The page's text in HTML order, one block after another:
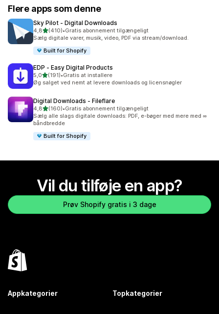
Flere apps som denne
Sky Pilot ‑ Digital Downloads
4,8ud af 5 stjerner
(410)
410 anmeldelser i alt
•Gratis abonnement tilgængeligt
Sælg digitale varer, musik, video, PDF via stream/download.
Built for Shopify
EDP ‑ Easy Digital Products
5,0ud af 5 stjerner
(191)
191 anmeldelser i alt
•Gratis at installere
Øg salget ved nemt at levere downloads og licensnøgler
Digital Downloads ‑ Fileflare
4,8ud af 5 stjerner
(160)
160 anmeldelser i alt
•Gratis abonnement tilgængeligt
Sælg alle slags digitale downloads: PDF, e-bøger med mere med ∞
båndbredde
Built for Shopify
Vil du tilføje en app?
Prøv Shopify gratis i 3 dage
Appkategorier Topkategorier